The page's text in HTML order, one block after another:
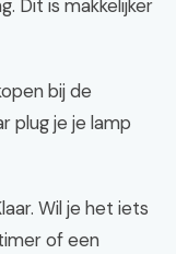
Dit is makkelijker
bij de
plug je je lamp
Wil je het iets
of een